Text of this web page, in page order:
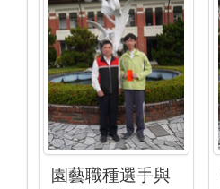
園藝職種選手與